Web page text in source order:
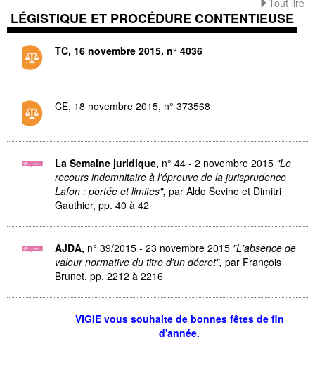
Tout lire
LÉGISTIQUE ET PROCÉDURE CONTENTIEUSE
TC, 16 novembre 2015, n° 4036
CE, 18 novembre 2015, n° 373568
La Semaine juridique, n° 44 - 2 novembre 2015 "Le
recours indemnitaire à l'épreuve de la jurisprudence
Lafon : portée et limites", par Aldo Sevino et Dimitri
Gauthier, pp. 40 à 42
AJDA, n° 39/2015 - 23 novembre 2015 "L'absence de
valeur normative du titre d'un décret", par François
Brunet, pp. 2212 à 2216
VIGIE vous souhaite de bonnes fêtes de fin
d'année.